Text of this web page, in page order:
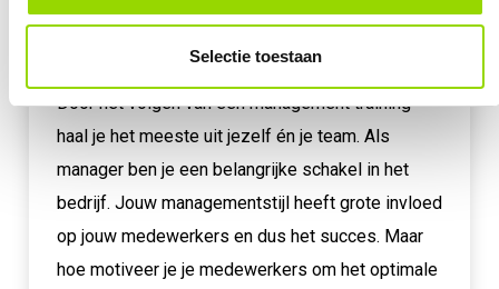
Selectie toestaan
Waarom zou je een management
training volgen?
Door het volgen van een management training
haal je het meeste uit jezelf én je team. Als
manager ben je een belangrijke schakel in het
bedrijf. Jouw managementstijl heeft grote invloed
op jouw medewerkers en dus het succes. Maar
hoe motiveer je je medewerkers om het optimale